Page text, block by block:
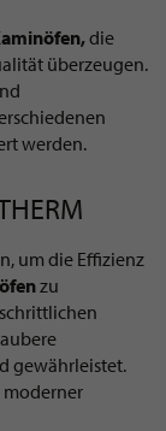
die
überzeugen.
werden.
um die Effizienz
zu
gewährleistet.
moderner